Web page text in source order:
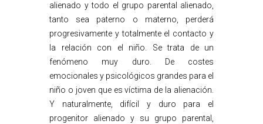
alienado y todo el grupo parental alienado,
tanto sea paterno o materno, perderá
progresivamente y totalmente el contacto y
la relación con el niño. Se trata de un
fenómeno muy duro. De costes
emocionales y psicológicos grandes para el
niño o joven que es víctima de la alienación.
Y naturalmente, difícil y duro para el
progenitor alienado y su grupo parental,